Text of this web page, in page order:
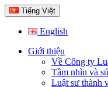
Tiếng Việt
English
Giới thiệu
Về Công ty
Tầm nhìn và
Luật sư thành